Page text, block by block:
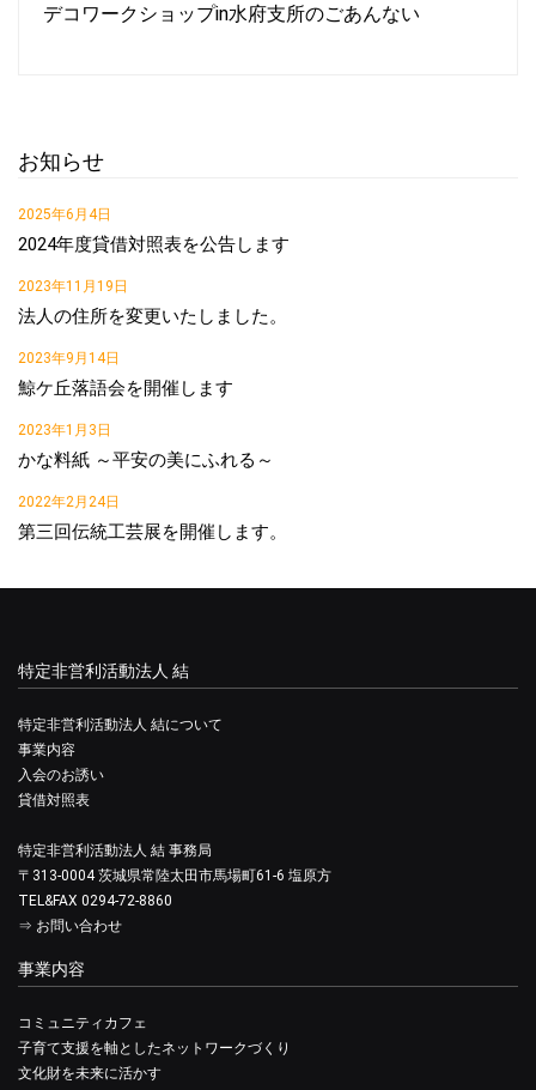
デコワークショップin水府支所のごあんない
お知らせ
2025年6月4日
2024年度貸借対照表を公告します
2023年11月19日
法人の住所を変更いたしました。
2023年9月14日
鯨ケ丘落語会を開催します
2023年1月3日
かな料紙 ～平安の美にふれる～
2022年2月24日
第三回伝統工芸展を開催します。
特定非営利活動法人 結
特定非営利活動法人 結について
事業内容
入会のお誘い
貸借対照表
特定非営利活動法人 結 事務局
〒313-0004 茨城県常陸太田市馬場町61-6 塩原方
TEL&FAX 0294-72-8860
⇒ お問い合わせ
事業内容
コミュニティカフェ
子育て支援を軸としたネットワークづくり
文化財を未来に活かす